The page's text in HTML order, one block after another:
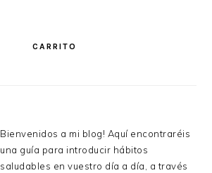
CARRITO
Bienvenidos a mi blog! Aquí encontraréis
una guía para introducir hábitos
saludables en vuestro día a día, a través